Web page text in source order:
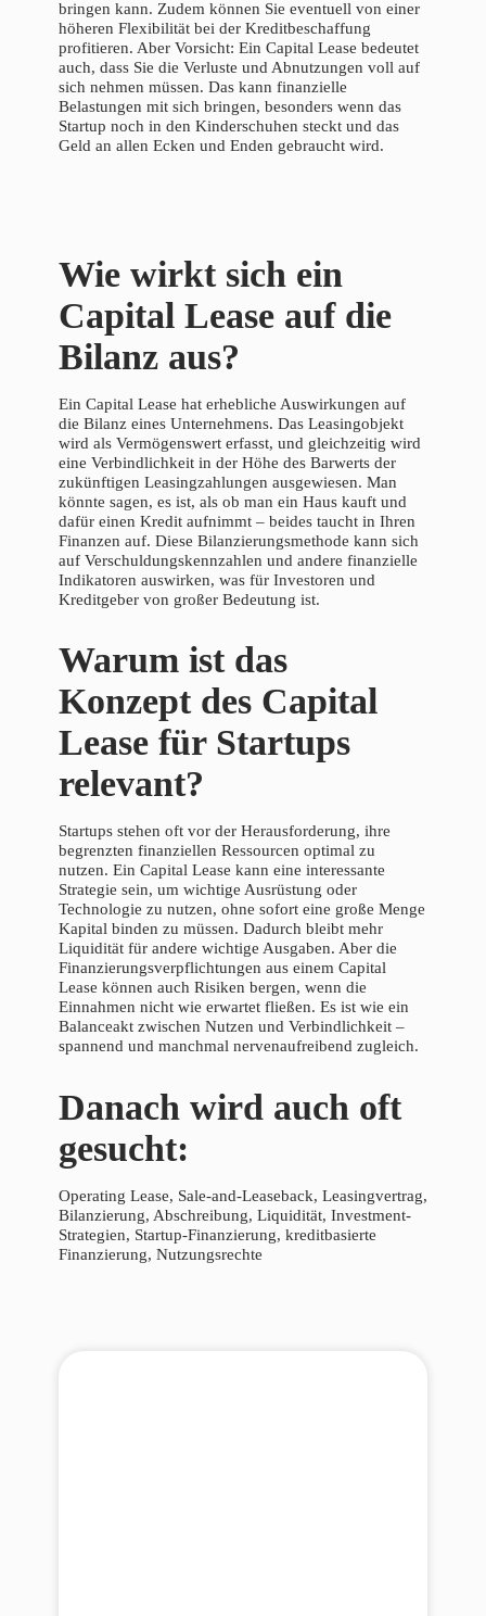
bringen kann. Zudem können Sie eventuell von einer
höheren Flexibilität bei der Kreditbeschaffung
profitieren. Aber Vorsicht: Ein Capital Lease bedeutet
auch, dass Sie die Verluste und Abnutzungen voll auf
sich nehmen müssen. Das kann finanzielle
Belastungen mit sich bringen, besonders wenn das
Startup noch in den Kinderschuhen steckt und das
Geld an allen Ecken und Enden gebraucht wird.
Wie wirkt sich ein
Capital Lease auf die
Bilanz aus?
Ein Capital Lease hat erhebliche Auswirkungen auf
die Bilanz eines Unternehmens. Das Leasingobjekt
wird als Vermögenswert erfasst, und gleichzeitig wird
eine Verbindlichkeit in der Höhe des Barwerts der
zukünftigen Leasingzahlungen ausgewiesen. Man
könnte sagen, es ist, als ob man ein Haus kauft und
dafür einen Kredit aufnimmt – beides taucht in Ihren
Finanzen auf. Diese Bilanzierungsmethode kann sich
auf Verschuldungskennzahlen und andere finanzielle
Indikatoren auswirken, was für Investoren und
Kreditgeber von großer Bedeutung ist.
Warum ist das
Konzept des Capital
Lease für Startups
relevant?
Startups stehen oft vor der Herausforderung, ihre
begrenzten finanziellen Ressourcen optimal zu
nutzen. Ein Capital Lease kann eine interessante
Strategie sein, um wichtige Ausrüstung oder
Technologie zu nutzen, ohne sofort eine große Menge
Kapital binden zu müssen. Dadurch bleibt mehr
Liquidität für andere wichtige Ausgaben. Aber die
Finanzierungsverpflichtungen aus einem Capital
Lease können auch Risiken bergen, wenn die
Einnahmen nicht wie erwartet fließen. Es ist wie ein
Balanceakt zwischen Nutzen und Verbindlichkeit –
spannend und manchmal nervenaufreibend zugleich.
Danach wird auch oft
gesucht:
Operating Lease, Sale-and-Leaseback, Leasingvertrag,
Bilanzierung, Abschreibung, Liquidität, Investment-
Strategien, Startup-Finanzierung, kreditbasierte
Finanzierung, Nutzungsrechte